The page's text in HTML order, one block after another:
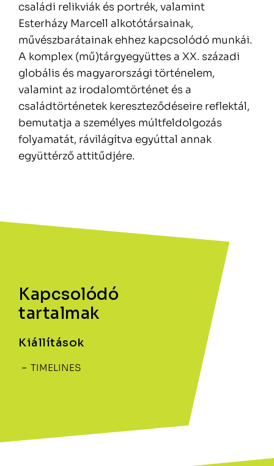
Kapcsolódó
tartalmak
Kiállítások
TIMELINES
családi relikviák és portrék, valamint
Esterházy Marcell alkotótársainak,
művészbarátainak ehhez kapcsolódó munkái.
A komplex (mű)tárgyegyüttes a XX. századi
globális és magyarországi történelem,
valamint az irodalomtörténet és a
családtörténetek kereszteződéseire reflektál,
bemutatja a személyes múltfeldolgozás
folyamatát, rávilágítva egyúttal annak
együttérző attitűdjére.